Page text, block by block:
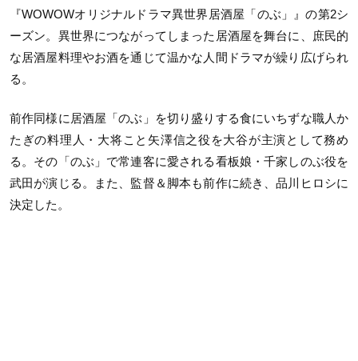
『WOWOWオリジナルドラマ異世界居酒屋「のぶ」』の第2シ
ーズン。異世界につながってしまった居酒屋を舞台に、庶民的
な居酒屋料理やお酒を通じて温かな人間ドラマが繰り広げられ
る。
前作同様に居酒屋「のぶ」を切り盛りする食にいちずな職人か
たぎの料理人・大将こと矢澤信之役を大谷が主演として務め
る。その「のぶ」で常連客に愛される看板娘・千家しのぶ役を
武田が演じる。また、監督＆脚本も前作に続き、品川ヒロシに
決定した。